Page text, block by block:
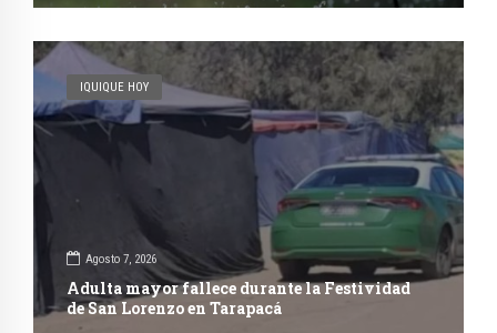
IQUIQUE HOY
Agosto 7, 2026
Adulta mayor fallece durante la Festividad
de San Lorenzo en Tarapacá